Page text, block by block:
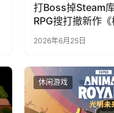
打Boss掉Steam
RPG搜打撤新作
上线Steam：武器
造，暴死全掉光！
2026年6月25日
休闲游戏